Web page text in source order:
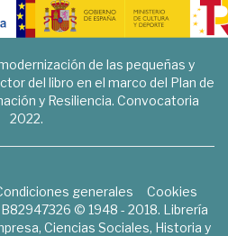
de las pequeñas y
del libro en el marco del Plan de
y Resiliencia. Convocatoria
2022.
generales
Cookies
© 1948 - 2018. Librería
Ciencias Sociales, Historia y